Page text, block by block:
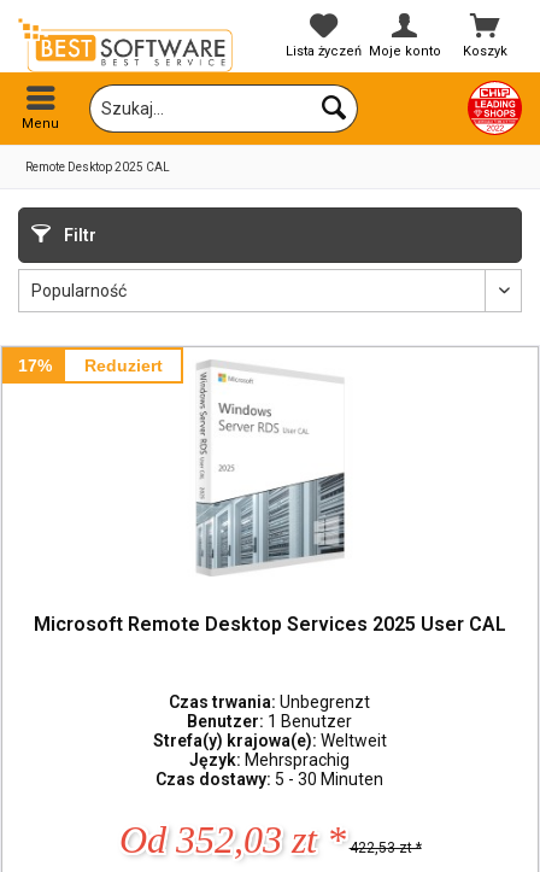
Koszyk
Lista życzeń Moje konto
Menu
Remote Desktop 2025 CAL
Filtr
17% Reduziert
Microsoft Remote Desktop Services 2025 User CAL
Czas trwania:Unbegrenzt
Benutzer: 1 Benutzer
Strefa(y) krajowa(e): Weltweit
Język: Mehrsprachig
Czas dostawy: 5 - 30 Minuten
Od 352,03 zt * 422,53 zt *